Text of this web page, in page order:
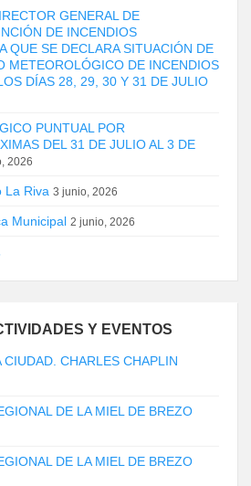
GENERAL DE
DE INCENDIOS
QUE SE DECLARA SITUACIÓN DE
METEOROLÓGICO DE INCENDIOS
DÍAS 28, 29, 30 Y 31 DE JULIO
PUNTUAL POR
DEL 31 DE JULIO AL 3 DE
2026
La Riva 3 junio, 2026
Municipal 2 junio, 2026
Y EVENTOS
CIUDAD. CHARLES CHAPLIN
DE LA MIEL DE BREZO
DE LA MIEL DE BREZO